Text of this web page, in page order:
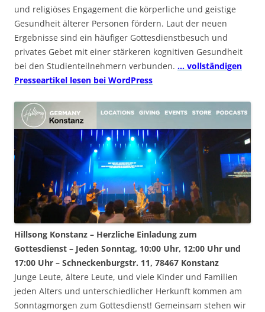
und religiöses Engagement die körperliche und geistige
Gesundheit älterer Personen fördern. Laut der neuen
Ergebnisse sind ein häufiger Gottesdienstbesuch und
privates Gebet mit einer stärkeren kognitiven Gesundheit
bei den Studienteilnehmern verbunden. … vollständigen
Presseartikel lesen bei WordPress
Hillsong Konstanz – Herzliche Einladung zum
Gottesdienst – Jeden Sonntag, 10:00 Uhr, 12:00 Uhr und
17:00 Uhr – Schneckenburgstr. 11, 78467 Konstanz
Junge Leute, ältere Leute, und viele Kinder und Familien
jeden Alters und unterschiedlicher Herkunft kommen am
Sonntagmorgen zum Gottesdienst! Gemeinsam stehen wir